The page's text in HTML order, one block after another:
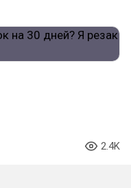
2.4K